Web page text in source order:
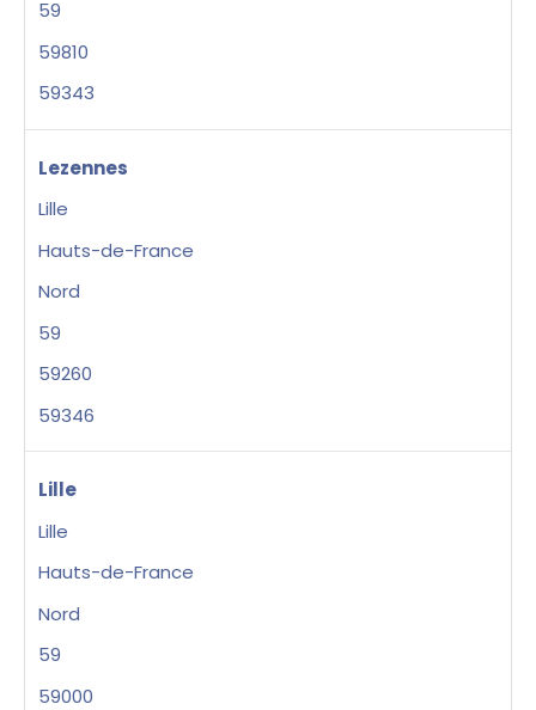
59
59810
59343
Lezennes
Lille
Hauts-de-France
Nord
59
59260
59346
Lille
Lille
Hauts-de-France
Nord
59
59000